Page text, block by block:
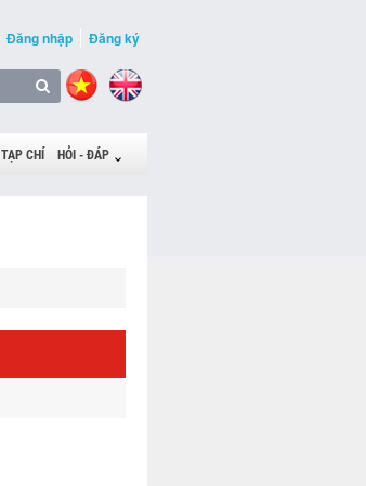
Đăng nhập Đăng ký
TẠP CHÍ HỎI - ĐÁP